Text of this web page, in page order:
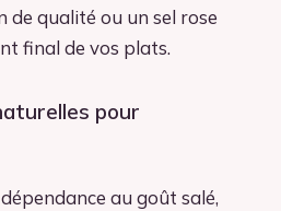
de qualité ou un sel rose
final de vos plats.
pour
au goût salé,